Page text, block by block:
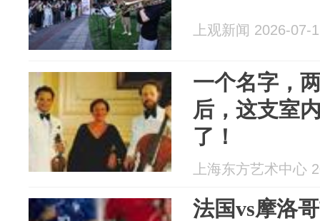
上观新闻 2026-07-
一个名字，
后，这支室
了！
上海东方艺术中心
法国vs摩洛